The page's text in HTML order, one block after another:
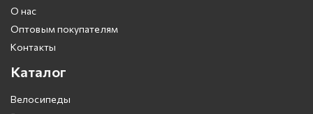
О нас
Оптовым покупателям
Контакты
Каталог
Велосипеды